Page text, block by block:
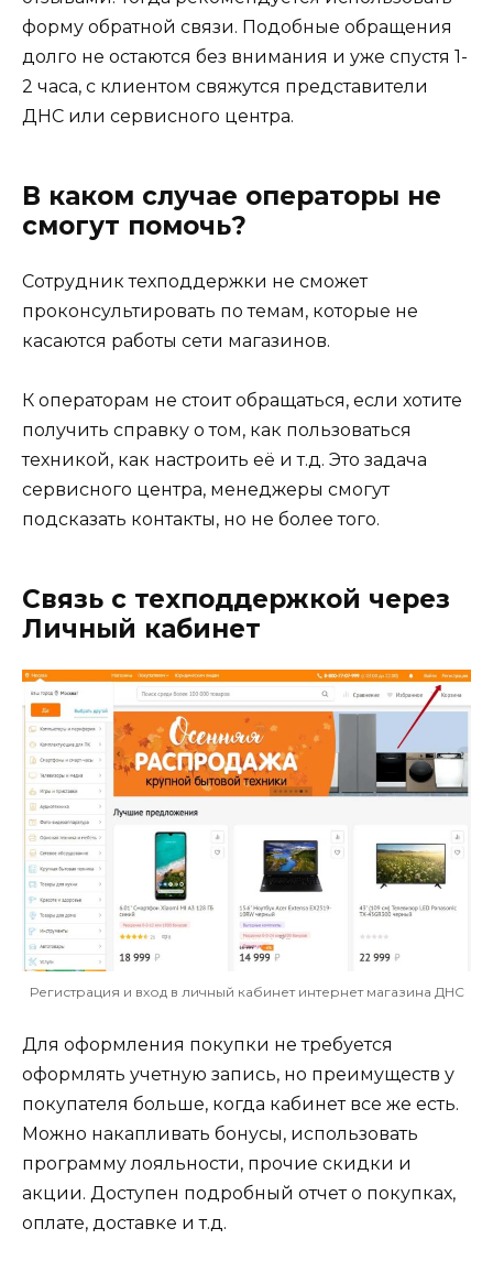
форму обратной связи. Подобные обращения
долго не остаются без внимания и уже спустя 1-
2 часа, с клиентом свяжутся представители
ДНС или сервисного центра.
В каком случае операторы не
смогут помочь?
Сотрудник техподдержки не сможет
проконсультировать по темам, которые не
касаются работы сети магазинов.
К операторам не стоит обращаться, если хотите
получить справку о том, как пользоваться
техникой, как настроить её и т.д. Это задача
сервисного центра, менеджеры смогут
подсказать контакты, но не более того.
Связь с техподдержкой через
Личный кабинет
Регистрация и вход в личный кабинет интернет магазина ДНС
Для оформления покупки не требуется
оформлять учетную запись, но преимуществ у
покупателя больше, когда кабинет все же есть.
Можно накапливать бонусы, использовать
программу лояльности, прочие скидки и
акции. Доступен подробный отчет о покупках,
оплате, доставке и т.д.